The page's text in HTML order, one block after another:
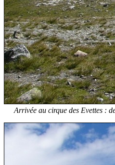
Arrivée au cirque des Evettes :